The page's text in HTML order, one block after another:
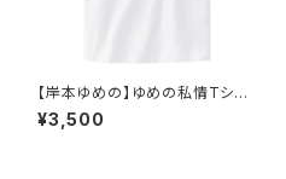
【岸本ゆめの】ゆめの私情Tシャ
ツ Lサイズのみ
¥3,500